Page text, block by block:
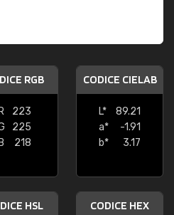
RGB
R
223
225
B
218
CODICE CIELAB
L*
89.21
a*
-1.91
b*
3.17
HSL CODICE HEX